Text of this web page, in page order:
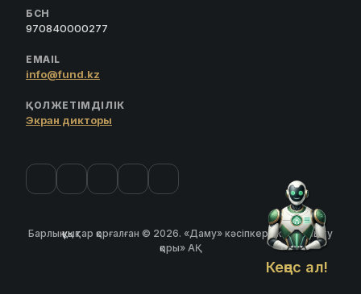
Кеңес ал!
БСН
970840000277
EMAIL
info@fund.kz
ҚОЛЖЕТІМДІЛІК
Экран дикторы
Барлық құқықтар қорғалған © 2026. «Даму» кәсіпкерлікті дамыту
қоры» АҚ